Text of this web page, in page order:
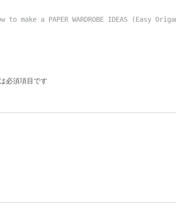
to make a PAPER WARDROBE IDEAS (Easy
必須項目です